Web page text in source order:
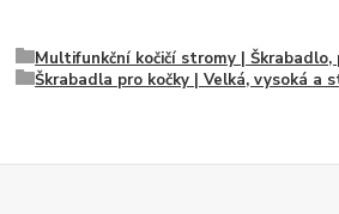
Multifunkční kočičí stromy | Škrabadlo,
Škrabadla pro kočky | Velká, vysoká a